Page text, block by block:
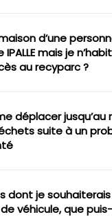
d’une
mais je
au recyparc ?
déplacer jusqu’au
suite à un
dont je
véhicule, que